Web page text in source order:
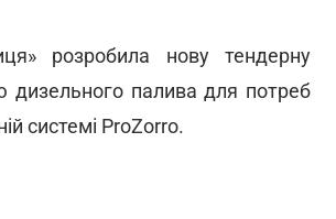
розробила нову тендерну
дизельного палива для потреб
системі ProZorro.